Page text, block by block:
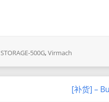
STORAGE-500G,Virmach
[补货] –